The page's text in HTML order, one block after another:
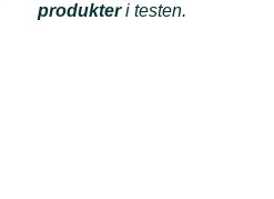
produkteri testen.